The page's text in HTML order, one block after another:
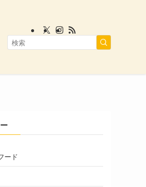
ード